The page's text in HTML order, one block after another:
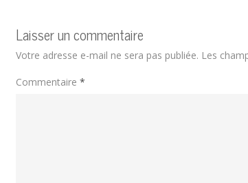
Laisser un commentaire
Votre adresse e-mail ne sera pas publiée. Les
Commentaire *